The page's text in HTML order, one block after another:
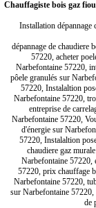
Chauffagiste bois gaz
Installation dépannage
dépannage de chaudiere
57220, acheter
Narbefontaine 57220,
pôele granulés sur
57220, Instalaltion
Narbefontaine 57220,
entreprise de
Narbefontaine 57220,
d'énergie sur
57220, Instalaltion
chaudiere gaz
Narbefontaine 57220,
57220, prix chauffage
Narbefontaine 57220,
sur Narbefontaine
de